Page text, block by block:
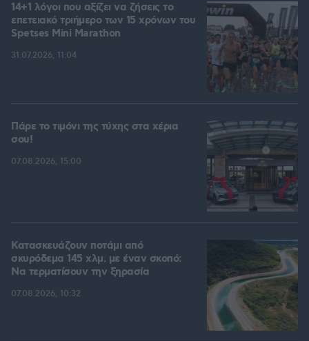
14+1 λόγοι που αξίζει να ζήσεις το
επετειακό τριήμερο των 15 χρόνων του
Spetses Mini Marathon
31.07.2026, 11:04
Πάρε το τιμόνι της τύχης στα χέρια
σου!
07.08.2026, 15:00
Κατασκευάζουν ποτάμι από
σκυρόδεμα 145 χλμ. με έναν σκοπό:
Να τερματίσουν την ξηρασία
07.08.2026, 10:32